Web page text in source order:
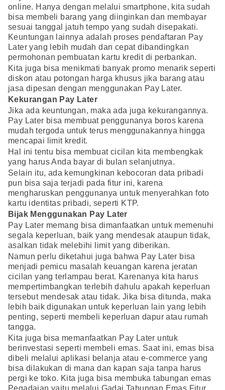
online. Hanya dengan melalui smartphone, kita sudah
bisa membeli barang yang diinginkan dan membayar
sesuai tanggal jatuh tempo yang sudah disepakati.
Keuntungan lainnya adalah proses pendaftaran Pay
Later yang lebih mudah dan cepat dibandingkan
permohonan pembuatan kartu kredit di perbankan.
Kita juga bisa menikmati banyak promo menarik seperti
diskon atau potongan harga khusus jika barang atau
jasa dipesan dengan menggunakan Pay Later.
Kekurangan Pay Later
Jika ada keuntungan, maka ada juga kekurangannya.
Pay Later bisa membuat penggunanya boros karena
mudah tergoda untuk terus menggunakannya hingga
mencapai limit kredit.
Hal ini tentu bisa membuat cicilan kita membengkak
yang harus Anda bayar di bulan selanjutnya.
Selain itu, ada kemungkinan kebocoran data pribadi
pun bisa saja terjadi pada fitur ini, karena
mengharuskan penggunanya untuk menyerahkan foto
kartu identitas pribadi, seperti KTP.
Bijak Menggunakan Pay Later
Pay Later memang bisa dimanfaatkan untuk memenuhi
segala keperluan, baik yang mendesak ataupun tidak,
asalkan tidak melebihi limit yang diberikan.
Namun perlu diketahui juga bahwa Pay Later bisa
menjadi pemicu masalah keuangan karena jeratan
cicilan yang terlampau berat. Karenanya kita harus
mempertimbangkan terlebih dahulu apakah keperluan
tersebut mendesak atau tidak. Jika bisa ditunda, maka
lebih baik digunakan untuk keperluan lain yang lebih
penting, seperti membeli keperluan dapur atau rumah
tangga.
Kita juga bisa memanfaatkan Pay Later untuk
berinvestasi seperti membeli emas. Saat ini, emas bisa
dibeli melalui aplikasi belanja atau e-commerce yang
bisa dilakukan di mana dan kapan saja tanpa harus
pergi ke toko. Kita juga bisa membuka tabungan emas
Pegadaian yaitu melalui Gadai Tabungan Emas Fitur